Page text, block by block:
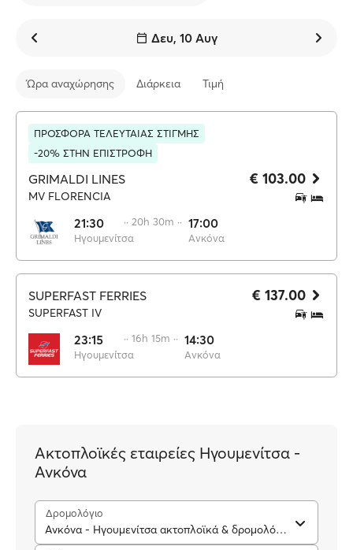
Δευ, 10 Αυγ
Ώρα αναχώρησης Διάρκεια Τιμή
ΠΡΟΣΦΟΡΑ ΤΕΛΕΥΤΑΙΑΣ ΣΤΙΓΜΗΣ
-20% ΣΤΗΝ ΕΠΙΣΤΡΟΦΗ
GRIMALDI LINES
MV FLORENCIA
21:30
Ηγουμενίτσα
·· 20h 30m ·· 17:00
Ανκόνα
€ 103.00
SUPERFAST FERRIES
SUPERFAST IV
23:15
Ηγουμενίτσα
·· 16h 15m ·· 14:30
Ανκόνα
€ 137.00
Ακτοπλοϊκές εταιρείες Ηγουμενίτσα -
Ανκόνα
Δρομολόγιο
Ανκόνα - Ηγουμενίτσα ακτοπλοϊκά & δρομολόγια